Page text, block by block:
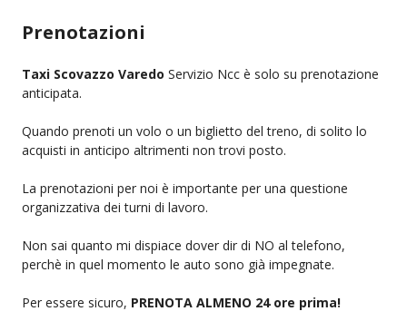
Prenotazioni
Taxi Scovazzo Varedo Servizio Ncc è solo su prenotazione
anticipata.
Quando prenoti un volo o un biglietto del treno, di solito lo
acquisti in anticipo altrimenti non trovi posto.
La prenotazioni per noi è importante per una questione
organizzativa dei turni di lavoro.
Non sai quanto mi dispiace dover dir di NO al telefono,
perchè in quel momento le auto sono già impegnate.
Per essere sicuro, PRENOTA ALMENO 24 ore prima!